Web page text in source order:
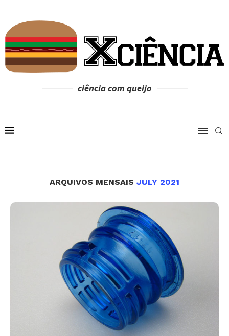
ciência com queijo
ARQUIVOS MENSAIS JULY 2021